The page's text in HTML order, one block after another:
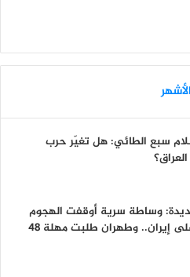
الأشهر
سبع الطائي: هل تغيّر حرب
وساطة سرية أوقفت الهجوم
الأمريكي على إيران.. وطهران طلبت مهلة 48